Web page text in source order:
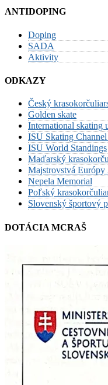
ANTIDOPING
Doping
SADA
Aktivity
ODKAZY
Český
Golden skate
International skating
ISU Skating
ISU World Standings
Maďarský
Majstrovstvá Európy
Nepela Memorial
Poľský
Slovenský športový
DOTÁCIA MCRAŠ